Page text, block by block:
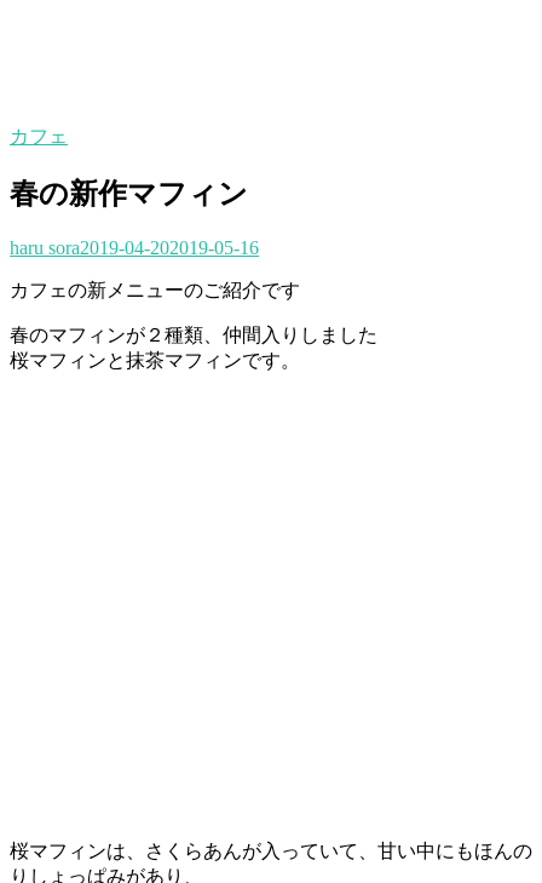
カフェ
春の新作マフィン
haru sora2019-04-202019-05-16
カフェの新メニューのご紹介です
春のマフィンが２種類、仲間入りしました
桜マフィンと抹茶マフィンです。
桜マフィンは、さくらあんが入っていて、甘い中にもほんの
りしょっぱみがあり、